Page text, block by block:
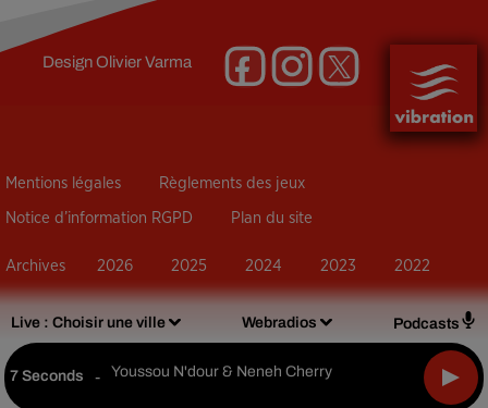
Live : Choisir une ville Webradios Podcasts
7 Seconds - Youssou N'dour & Neneh Cherry
DesignOlivier Varma
Mentions légales Règlements des jeux
Notice d’information RGPD Plan du site
Archives 2026 2025 2024 2023 2022